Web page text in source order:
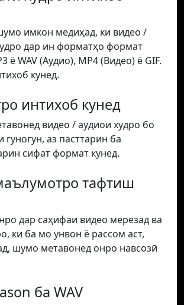
имкон медиҳад, ки видео /
дар ин форматҳо формат
ё WAV (Аудио), MP4 (Видео) ё GIF.
кунед.
интихоб кунед
видео / аудиои худро бо
гуногун, аз пасттарин ба
сифат формат кунед.
тафтиш
дар саҳифаи видео мерезад ва
ки ба мо унвон ё рассом аст,
шумо метавонед онро навсозӣ
ба WAV